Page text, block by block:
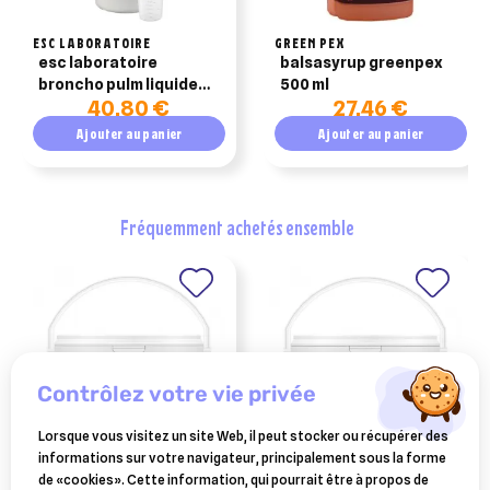
ESC LABORATOIRE
esc laboratoire
broncho pulm liquide
irritation des bronches
500ml
40,80 €
Ajouter au panier
GREEN PEX
balsasyrup greenpex
500 ml
27,46 €
Ajouter au panier
fréquemment achetés ensemble
ESC LABORATOIRE
ESC LABORATOIRE
contrôlez votre vie privée
Lorsque vous visitez un site Web, il peut stocker ou récupérer des
informations sur votre navigateur, principalement sous la forme
de «cookies». Cette information, qui pourrait être à propos de